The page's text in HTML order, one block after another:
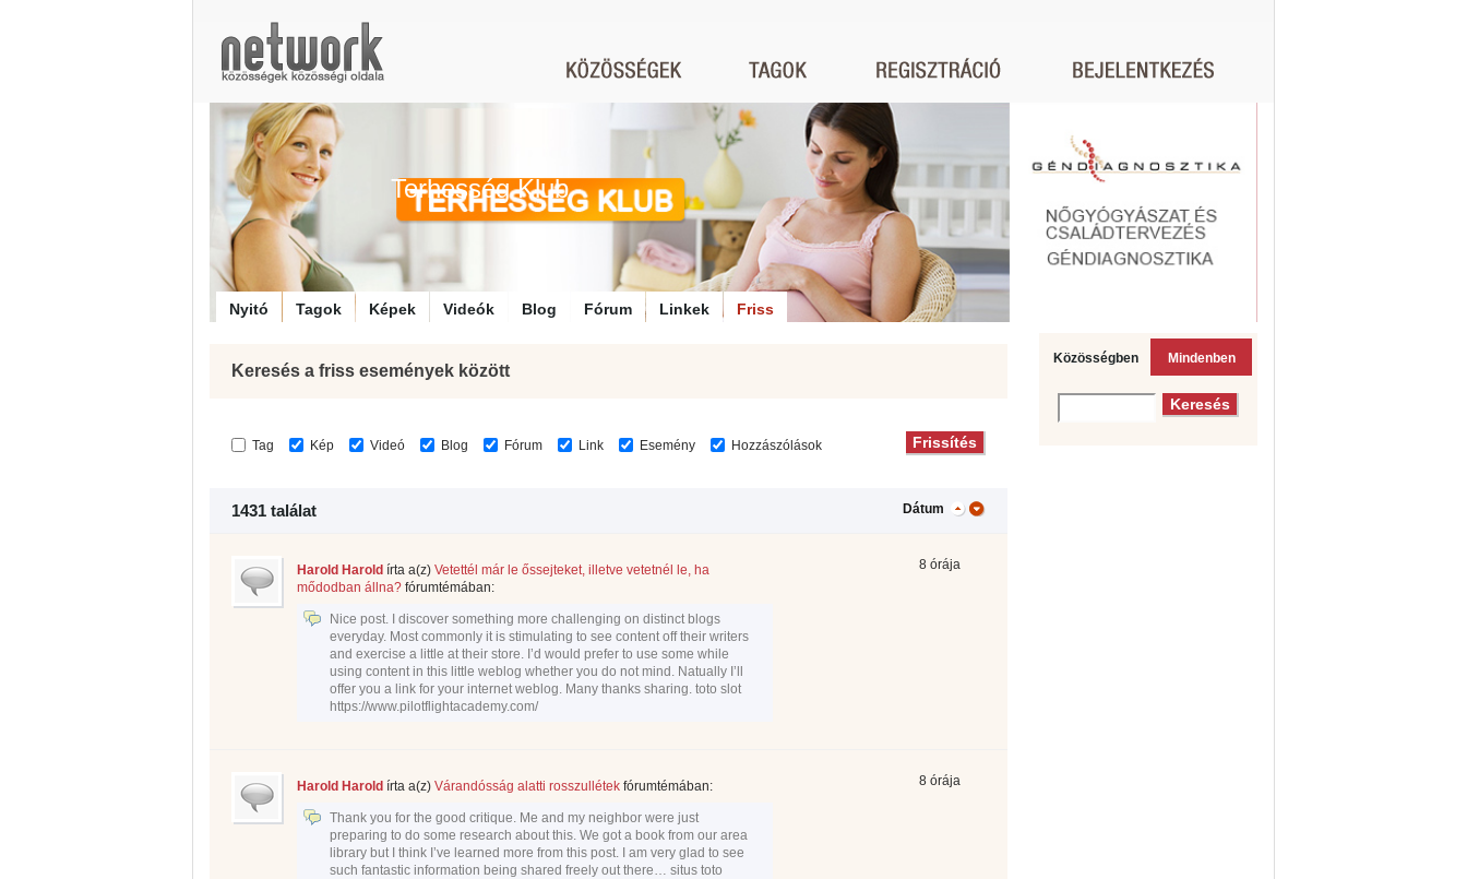
Terhesség Klub
Nyitó Tagok Képek Videók Blog Fórum Linkek Friss
Keresés a friss események között
Tag Kép Videó Blog Fórum Link Esemény Hozzászólások
1431 találat Dátum
Harold Harold írta a(z) Vetettél már le őssejteket, illetve vetetnél le, ha
mődodban állna? fórumtémában:
Nice post. I discover something more challenging on distinct blogs
everyday. Most commonly it is stimulating to see content off their writers
and exercise a little at their store. I’d would prefer to use some while
using content in this little weblog whether you do not mind. Natually I’ll
offer you a link for your internet weblog. Many thanks sharing. toto slot
https://www.pilotflightacademy.com/
8 órája
Harold Harold írta a(z) Várandósság alatti rosszullétek fórumtémában:
Thank you for the good critique. Me and my neighbor were just
preparing to do some research about this. We got a book from our area
library but I think I’ve learned more from this post. I am very glad to see
such fantastic information being shared freely out there… situs toto
8 órája
Közösségben Mindenben